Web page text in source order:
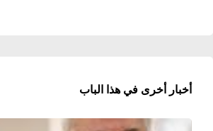
أخبار أخرى في هذا الباب